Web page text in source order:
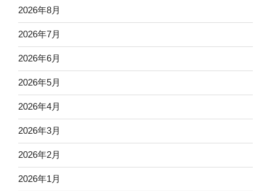
2026年8月
2026年7月
2026年6月
2026年5月
2026年4月
2026年3月
2026年2月
2026年1月